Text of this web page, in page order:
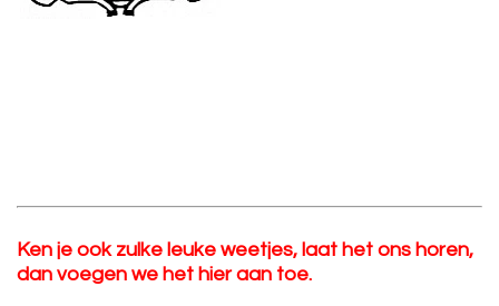
Ken je ook zulke leuke weetjes, laat het ons horen,
dan voegen we het hier aan toe.